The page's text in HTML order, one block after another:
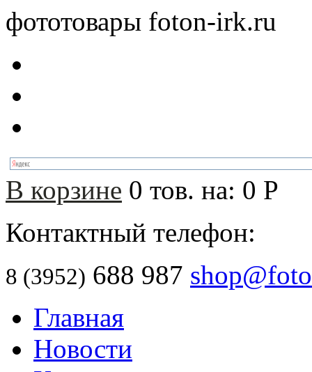
фототовары foton-irk.ru
В корзине 0 тов. на: 0 Р
Контактный телефон:
8 (3952) 688 987
Главная
Новости